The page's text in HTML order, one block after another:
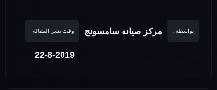
بواسطة : مركز صيانة سامسونج وقت نشر المقالة :
22-8-2019